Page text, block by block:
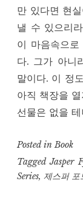
만 있다면 현
낼 수 있으리
이 마음속으
다. 그가 아니
말이다. 이 정
아직 책장을
선물은 없을
Posted in Book
TaggedJasper
Series, 제스퍼 포